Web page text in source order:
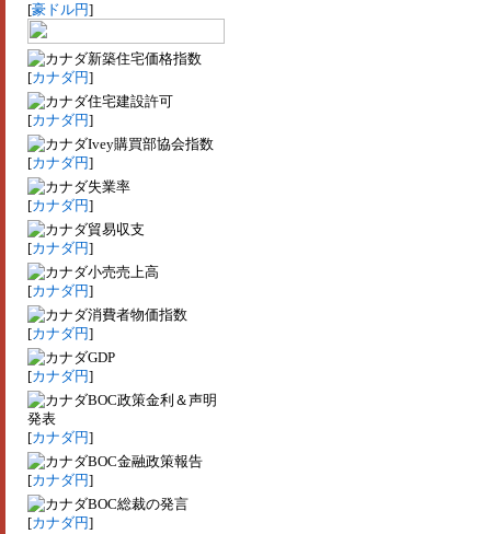
[豪ドル円]
新築住宅価格指数
[カナダ円]
住宅建設許可
[カナダ円]
Ivey購買部協会指数
[カナダ円]
失業率
[カナダ円]
貿易収支
[カナダ円]
小売売上高
[カナダ円]
消費者物価指数
[カナダ円]
GDP
[カナダ円]
BOC政策金利＆声明
発表
[カナダ円]
BOC金融政策報告
[カナダ円]
BOC総裁の発言
[カナダ円]